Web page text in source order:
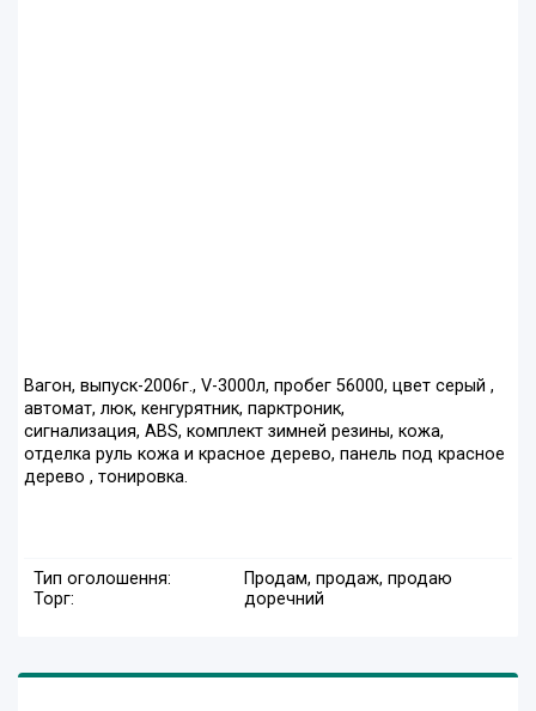
Вагон, выпуск-2006г., V-3000л, пробег 56000, цвет серый ,
автомат, люк, кенгурятник, парктроник,
сигнализация, ABS, комплект зимней резины, кожа,
отделка руль кожа и красное дерево, панель под красное
дерево , тонировка.
Тип оголошення:
Продам, продаж, продаю
Торг:
доречний